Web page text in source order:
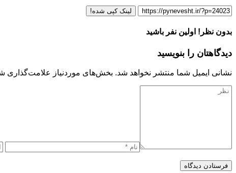
لینک کپی شده!
بدون نظر! اولین نفر باشید
دیدگاهتان را بنویسید
نشانی ایمیل شما منتشر نخواهد شد. بخش‌های موردنیاز علامت‌گذاری